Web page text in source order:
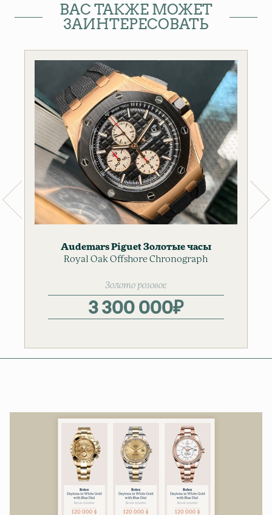
ВАС ТАКЖЕ МОЖЕТ
ЗАИНТЕРЕСОВАТЬ
Audemars Piguet Золотые часы
Мужские часы
Royal Oak Offshore Chronograph
Золото розовое
3 300 000₽